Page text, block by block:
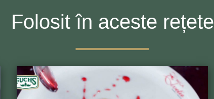
Folosit în aceste rețete